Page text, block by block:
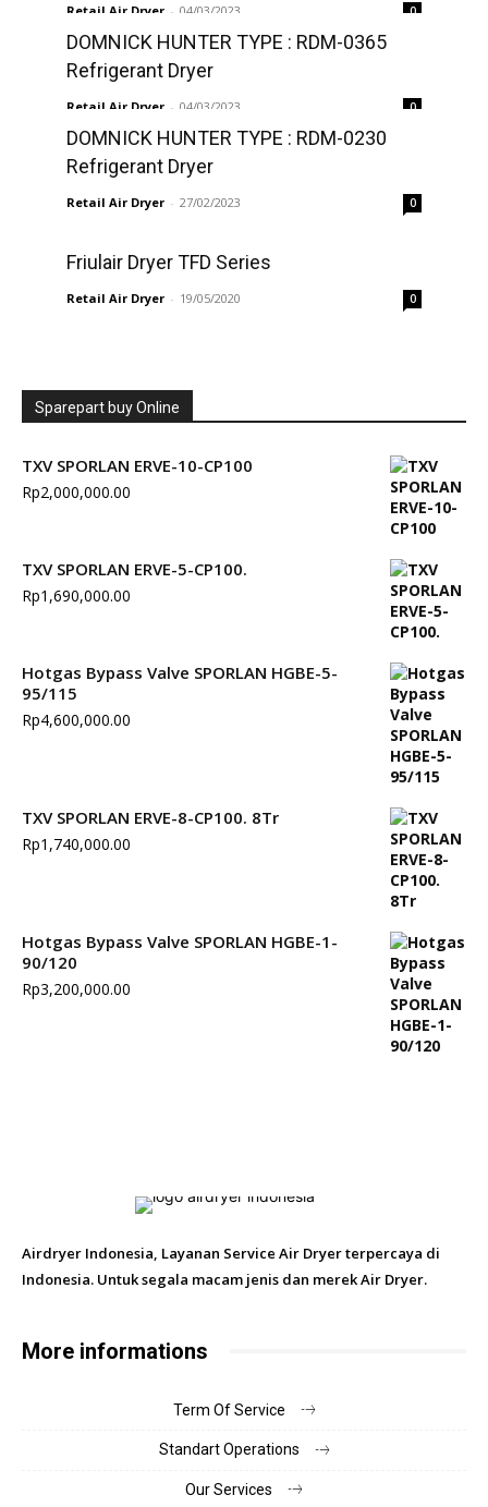
Retail Air Dryer - 04/03/2023 0
DOMNICK HUNTER TYPE : RDM-0365
Refrigerant Dryer
Retail Air Dryer - 04/03/2023 0
DOMNICK HUNTER TYPE : RDM-0230
Refrigerant Dryer
Retail Air Dryer - 27/02/2023 0
Friulair Dryer TFD Series
Retail Air Dryer - 19/05/2020 0
Sparepart buy Online
TXV SPORLAN ERVE-10-CP100
Rp2,000,000.00
TXV SPORLAN ERVE-5-CP100.
Rp1,690,000.00
Hotgas Bypass Valve SPORLAN HGBE-5-
95/115
Rp4,600,000.00
TXV SPORLAN ERVE-8-CP100. 8Tr
Rp1,740,000.00
Hotgas Bypass Valve SPORLAN HGBE-1-
90/120
Rp3,200,000.00
Airdryer Indonesia, Layanan Service Air Dryer terpercaya di
Indonesia. Untuk segala macam jenis dan merek Air Dryer.
More informations
Term Of Service
Standart Operations
Our Services